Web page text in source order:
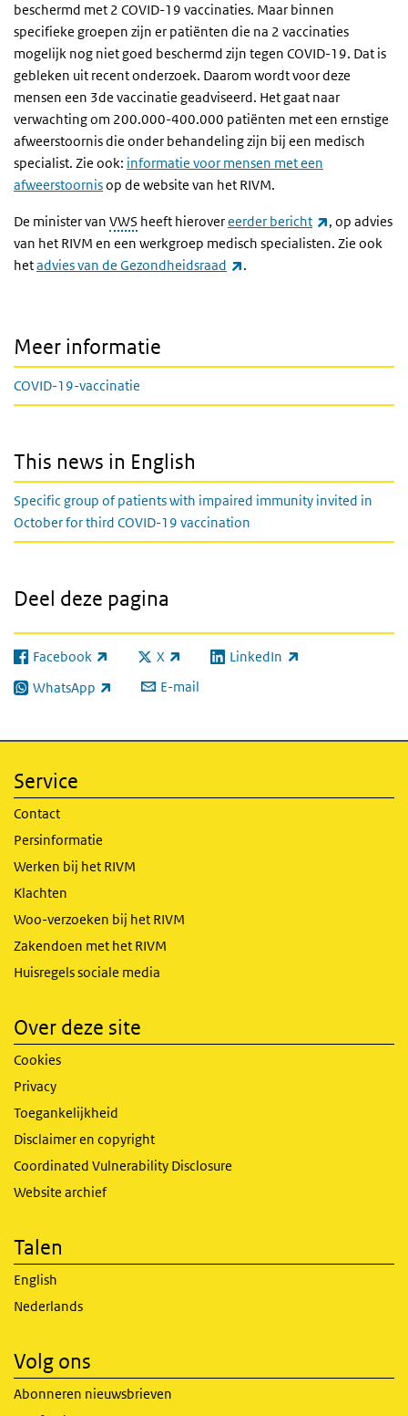
beschermd met 2 COVID-19 vaccinaties. Maar binnen
specifieke groepen zijn er patiënten die na 2 vaccinaties
mogelijk nog niet goed beschermd zijn tegen COVID-19. Dat is
gebleken uit recent onderzoek. Daarom wordt voor deze
mensen een 3de vaccinatie geadviseerd. Het gaat naar
verwachting om 200.000-400.000 patiënten met een ernstige
afweerstoornis die onder behandeling zijn bij een medisch
specialist. Zie ook: informatie voor mensen met een
afweerstoornisop de website van het RIVM.
De minister van VWS heeft hierovereerder bericht (externe
, op advies
van het RIVM en een werkgroep medisch specialisten. Zie ook
hetadvies van de Gezondheidsraad (externe link)
.
Meer informatie
COVID-19-vaccinatie
This news in English
Specific group of patients with impaired immunity invited in
October for third COVID-19 vaccination
Deel deze pagina
Facebook
(externe link) X
(externe link) LinkedIn
(externe link)
WhatsApp
(externe link) E-mail
Service
Contact
Persinformatie
Werken bij het RIVM
Klachten
Woo-verzoeken bij het RIVM
Zakendoen met het RIVM
Huisregels sociale media
Over deze site
Cookies
Privacy
Toegankelijkheid
Disclaimer en copyright
Coordinated Vulnerability Disclosure
Website archief
Talen
English
Nederlands
Volg ons
Abonneren nieuwsbrieven